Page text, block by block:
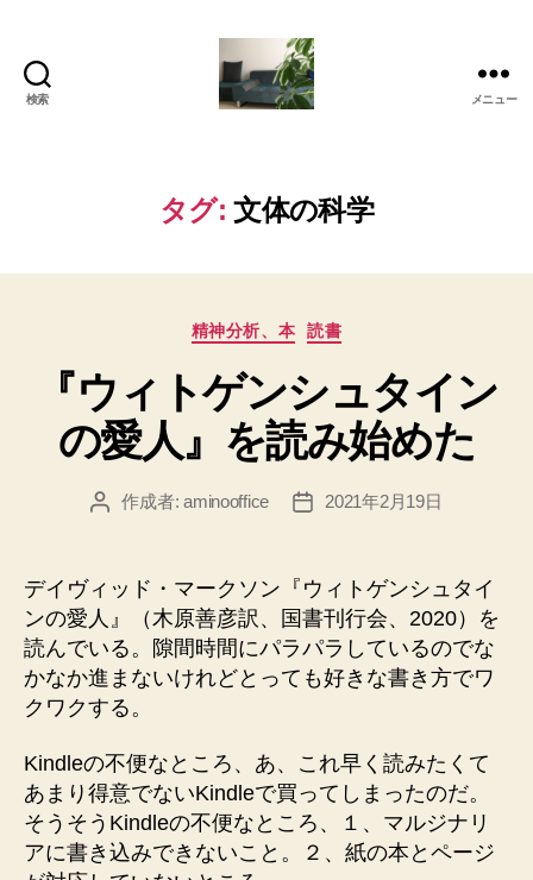
検索
美
(お
も
あ
の
ブ
ロ
グ
メニュー
タグ: 文体の科学
カ
ゴ
リ
ー
精神分析、本 読書
『ウィトゲンシュタイン
の愛人』を読み始めた
投
作成者:aminooffice
投
2021年2月19日
デイヴィッド・マークソン『ウィトゲンシュタイ
ンの愛人』（木原善彦訳、国書刊行会、2020）を
読んでいる。隙間時間にパラパラしているのでな
かなか進まないけれどとっても好きな書き方でワ
クワクする。
Kindleの不便なところ、あ、これ早く読みたくて
あまり得意でないKindleで買ってしまったのだ。
そうそうKindleの不便なところ、１、マルジナリ
アに書き込みできないこと。２、紙の本とページ